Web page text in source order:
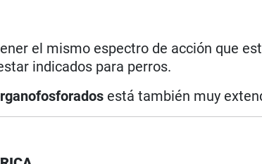
el mismo espectro de acción que
indicados para perros.
está también muy